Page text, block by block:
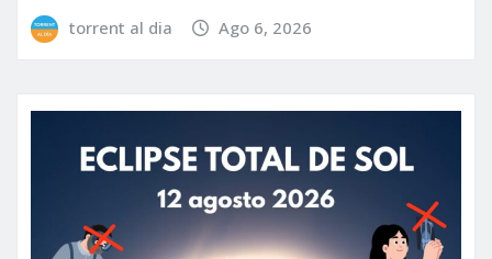
torrent al dia Ago 6, 2026